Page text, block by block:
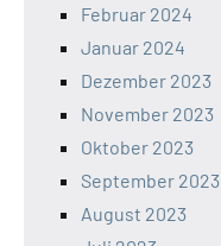
Februar 2024
Januar 2024
Dezember 2023
November 2023
Oktober 2023
September 2023
August 2023